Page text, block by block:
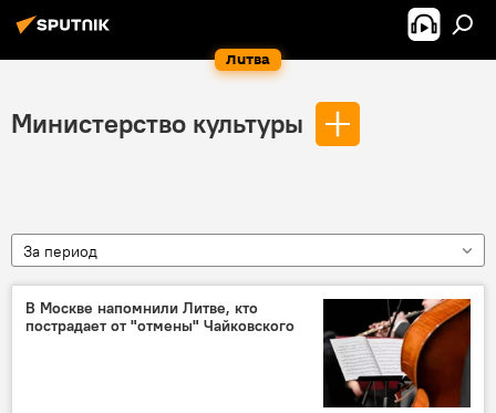
Литва
Министерство культуры
За период
В Москве напомнили Литве, кто
пострадает от "отмены" Чайковского